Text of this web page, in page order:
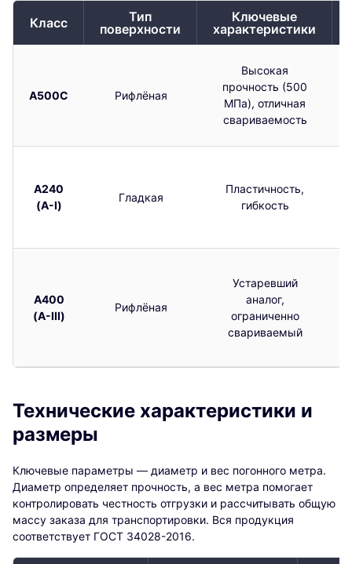
Класс
Тип
поверхности
Ключевые
характеристики
А500С Рифлёная
Высокая
прочность (500
МПа), отличная
свариваемость
А240
(А-I)
Гладкая
Пластичность,
гибкость
А400
(А-III)
Рифлёная
Устаревший
аналог,
ограниченно
свариваемый
Технические характеристики и
размеры
Ключевые параметры — диаметр и вес погонного метра.
Диаметр определяет прочность, а вес метра помогает
контролировать честность отгрузки и рассчитывать общую
массу заказа для транспортировки. Вся продукция
соответствует ГОСТ 34028-2016.